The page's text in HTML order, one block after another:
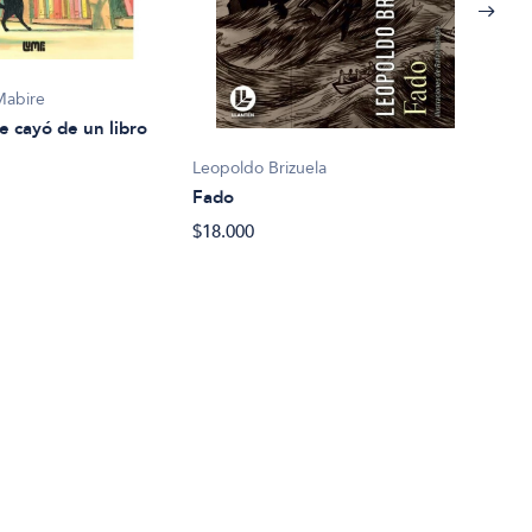
cayó de un libro
Leopoldo Brizuela
Fado
$18.000